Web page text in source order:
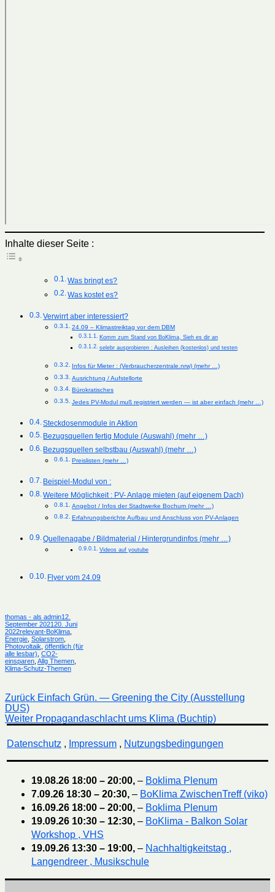
Inhalte dieser Seite :
Was bringt es?
Was kostet es?
Verwirrt aber interessiert?
24.09 – Klimastreiktag vor dem DBM
Komm zum Stand von BoKlima, Sieh es dir an
selebr ausprobieren : Ausleihen (kostenlos) und testen
Infos für Mieter : (Verbraucherzentrale.nrw) (mehr …)
Ausrichtung / Aufstellorte
Bürokratisches
Jedes PV-Modul muß registriert werden — ist aber einfach (mehr …)
Steckdosenmodule in Aktion
Bezugsquellen fertig Module (Auswahl) (mehr …)
Bezugsquellen selbstbau (Auswahl) (mehr …)
Preislisten (mehr …)
Beispiel-Modul von :
Weitere Möglichkeit : PV- Anlage mieten (auf eigenem Dach)
Angebot / Infos der Stadtwerke Bochum (mehr …)
Erfahrungsberichte Aufbau und Anschluss von PV-Anlagen
Quellenagabe / Bildmaterial / Hintergrundinfos (mehr …)
Videos auf youtube
Flyer vom 24.09
Autor
thomas - als adminVeröffentlicht
am
12.
September 202120. Juni
2022Kategorien
relevant-BoKlima
Energie Solarstrom
Photovoltaik öffentlich (für
alle lesbar) CO2-
einsparen Allg Themen
Klima-Schutz-Themen
Beitragsnavigation
Zurück Vorheriger
Einfach Grün. — Greening the City (Ausstellung
DUS)
Weiter Nächster
Beitrag:
Propagandaschlacht ums Klima (Buchtip)
Datenschutz , Impressum, Nutzungsbedingungen
19.08.26 18:00 – 20:00, – Boklima Plenum
7.09.26 18:30 – 20:30, – BoKlima ZwischenTreff (viko)
16.09.26 18:00 – 20:00, – Boklima Plenum
19.09.26 10:30 – 12:30, – BoKlima - Balkon Solar
Workshop , VHS
19.09.26 13:30 – 19:00, – Nachhaltigkeitstag ,
Langendreer , Musikschule